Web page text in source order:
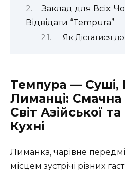
Заклад для Всіх:
Відвідати “Tempura”
Як Дістатися
Темпура — Суші,
Лиманці:
Світ Азійської
Кухні
Лиманка, чарівне
місцем зустрічі різних